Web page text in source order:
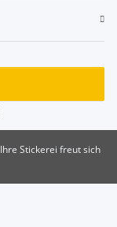
Ihre Stickerei freut sich